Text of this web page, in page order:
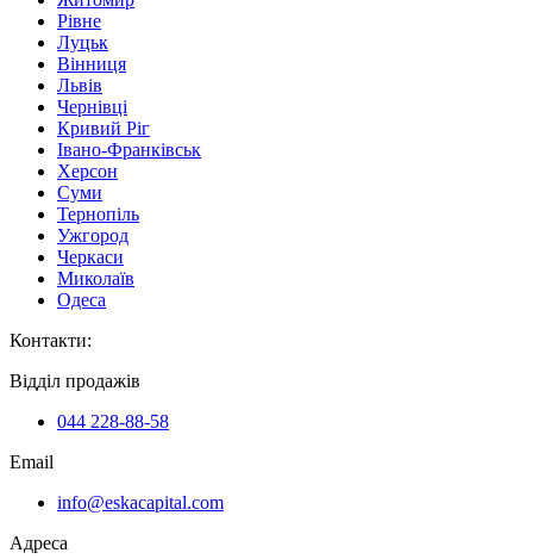
Рівне
Луцьк
Вінниця
Львів
Чернівці
Кривий Ріг
Івано-Франківськ
Херсон
Суми
Тернопіль
Ужгород
Черкаси
Миколаїв
Одеса
Контакти:
Відділ продажів
044 228-88-58
Email
info@eskacapital.com
Адреса